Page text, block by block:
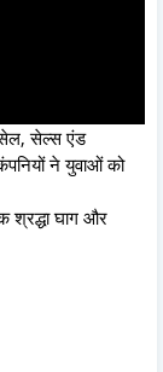
सेल्स एंड
ने युवाओं को
श्रद्धा घाग और